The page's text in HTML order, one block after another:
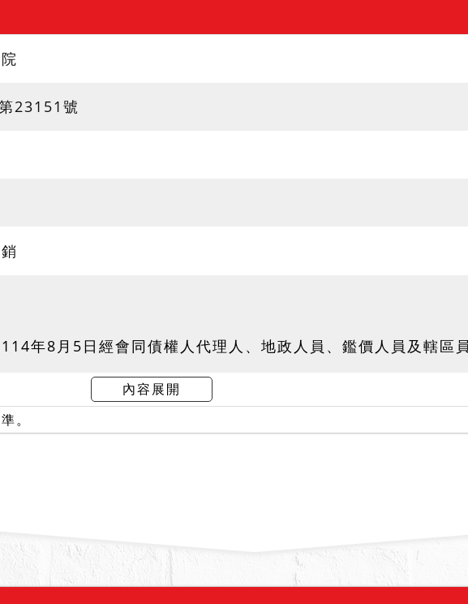
23151號
年8月5日經會同債權人代理人、地政人員、鑑價人員及轄區
，出入口係從房屋後面架設木梯由室內通行，另樓梯間有出入口
翠樓」之社區內，712建號係一樓車輛升降設備及警衛管理室。
是否有「海砂屋、輻射屋、地震受創、火災受損、建物內有非
部，部分天花板有壁紙脫落，後陽台牆面下方有壁癌情形。勘估
屬住宅區(住四)」等語。關於系封建物有無其他足以影響交易之特
、輻射屋、因地震受創、因火災受損、嚴重漏水、或其他情形）
內容展開
。